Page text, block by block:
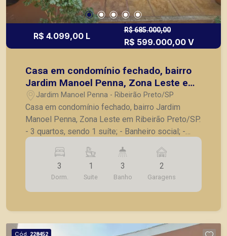
R$ 4.099,00 L
R$ 685.000,00
R$ 599.000,00 V
Casa em condomínio fechado, bairro
Jardim Manoel Penna, Zona Leste em
Ribeirão Preto/SP.
Jardim Manoel Penna - Ribeirão Preto/SP
Casa em condomínio fechado, bairro Jardim
Manoel Penna, Zona Leste em Ribeirão Preto/SP.
- 3 quartos, sendo 1 suíte; - Banheiro social; -
Sala para 2 ambientes; - Cozinha com armários; -
Lavanderia; - Banheiro de serviço; - Varanda
gourmet com churrasqueira; - Jardim; - 2 vagas
de garagem. A Piramid tem como objetivo
atender seus clientes com agilidade e segurança,
de Ribeirão Preto.
3
Dorm.
1
Suite
3
Banho
2
Garagens
Cód. 228452